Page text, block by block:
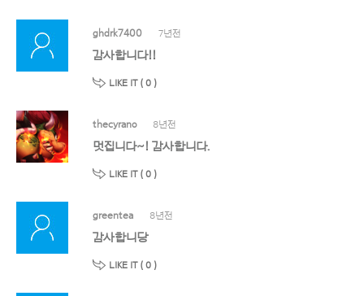
ghdrk7400 7년전
감사합니다!!
LIKE IT ( 0 )
thecyrano 8년전
멋집니다~! 감사합니다.
LIKE IT ( 0 )
greentea 8년전
감사합니당
LIKE IT ( 0 )